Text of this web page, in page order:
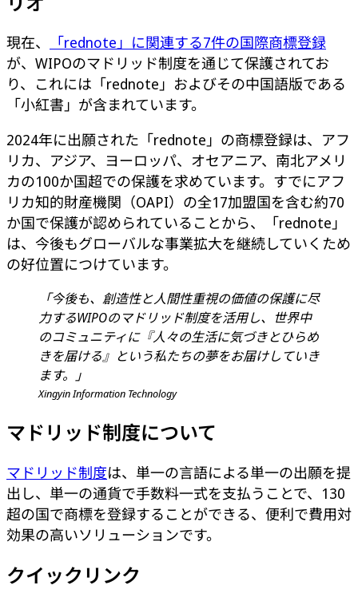
現在、
「rednote」に関連する7件の国際商標登録
が、WIPOのマドリッド制度を通じて保護されてお
り、これには「rednote」およびその中国語版である
「小紅書」が含まれています。
2024年に出願された「rednote」の商標登録は、アフ
リカ、アジア、ヨーロッパ、オセアニア、南北アメリ
カの100か国超での保護を求めています。すでにアフ
リカ知的財産機関（OAPI）の全17加盟国を含む約70
か国で保護が認められていることから、「rednote」
は、今後もグローバルな事業拡大を継続していくため
の好位置につけています。
「今後も、創造性と人間性重視の価値の保護に尽
力するWIPOのマドリッド制度を活用し、世界中
のコミュニティに『人々の生活に気づきとひらめ
きを届ける』という私たちの夢をお届けしていき
ます。」
Xingyin Information Technology
マドリッド制度について
マドリッド制度は、単一の言語による単一の出願を提
出し、単一の通貨で手数料一式を支払うことで、130
超の国で商標を登録することができる、便利で費用対
効果の高いソリューションです。
クイックリンク